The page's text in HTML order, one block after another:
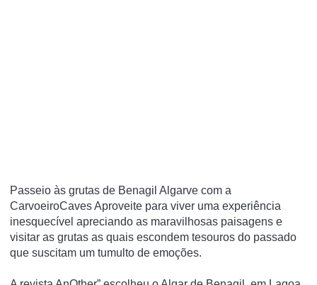
Passeio às grutas de Benagil Algarve com a
CarvoeiroCaves Aproveite para viver uma experiência
inesquecível apreciando as maravilhosas paisagens e
visitar as grutas as quais escondem tesouros do passado
que suscitam um tumulto de emoções.